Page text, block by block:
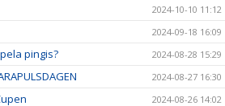
2024-10-10 11:12
2024-09-18 16:09
pingis? 2024-08-28 15:29
2024-08-27 16:30
2024-08-26 14:02